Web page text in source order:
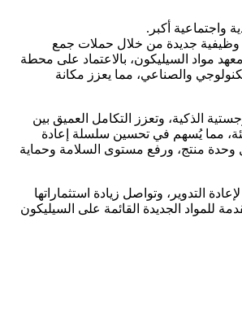
واجتماعية أكبر.
وظيفية جديدة من خلال حملات جمع
مواد السيليكون، بالاعتماد على محطة
والصناعي، مما يعزز مكانة
الذكية، وتعزز التكامل العميق بين
مما يُسهم في تحسين سلسلة إعادة
وحدة منتج، ورفع مستوى السلامة وحماية
التدوير، وتواصل زيادة استثماراتها
للمواد الجديدة القائمة على السيليكون